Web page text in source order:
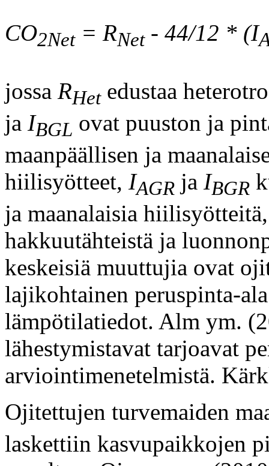
CO2Net= RNet- 44/12 * (I
jossa RHetedustaa
ja IBGL ovat puuston ja
maanpäällisen ja
hiilisyötteet, IAGR ja IBGR
ja maanalaisia
hakkuutähteistä ja
keskeisiä muuttujia ovat
lajikohtainen peruspinta-
lämpötilatiedot. Alm ym.
lähestymistavat tarjoavat
arviointimenetelmistä.
Ojitettujen turvemaiden
laskettiin kasvupaikkojen